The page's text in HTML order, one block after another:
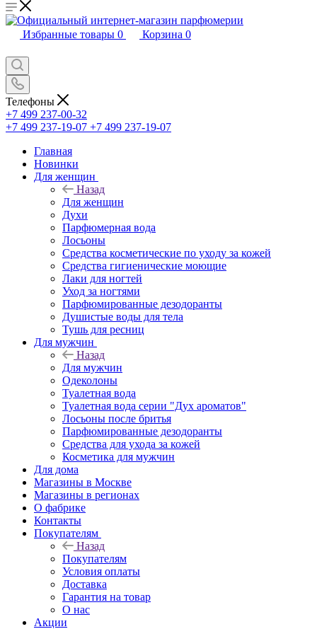
Избранные товары 0 Корзина 0
Телефоны
+7 499 237-00-32
+7 499 237-19-07 +7 499 237-19-07
Главная
Новинки
Для женщин
Назад
Для женщин
Духи
Парфюмерная вода
Лосьоны
Средства косметические по уходу за кожей
Средства гигиенические моющие
Лаки для ногтей
Уход за ногтями
Парфюмированные дезодоранты
Душистые воды для тела
Тушь для ресниц
Для мужчин
Назад
Для мужчин
Одеколоны
Туалетная вода
Туалетная вода серии "Дух ароматов"
Лосьоны после бритья
Парфюмированные дезодоранты
Средства для ухода за кожей
Косметика для мужчин
Для дома
Магазины в Москве
Магазины в регионах
О фабрике
Контакты
Покупателям
Назад
Покупателям
Условия оплаты
Доставка
Гарантия на товар
О нас
Акции